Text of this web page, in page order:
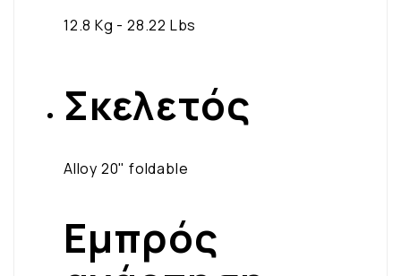
12.8 Kg - 28.22 Lbs
Σκελετός
Alloy 20" foldable
Εμπρός